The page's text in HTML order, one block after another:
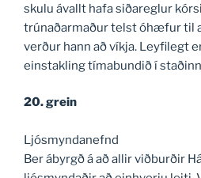
skulu ávallt hafa siðareglur
trúnaðarmaður telst óhæfur til
verður hann að víkja. Leyfilegt
einstakling tímabundið í
20. grein
Ljósmyndanefnd
Ber ábyrgð á að allir viðburðir